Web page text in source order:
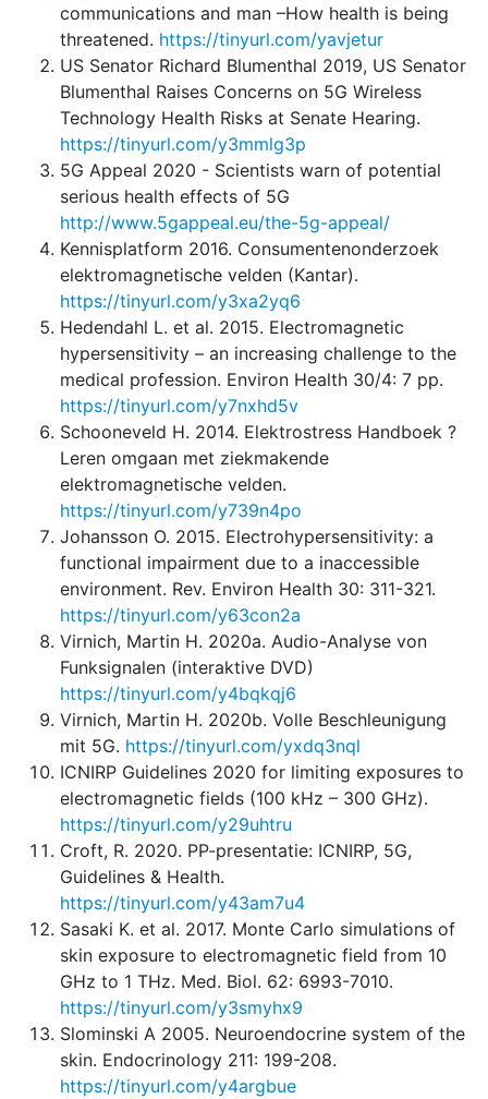
communications and man –How health is being
threatened. https://tinyurl.com/yavjetur
US Senator Richard Blumenthal 2019, US Senator
Blumenthal Raises Concerns on 5G Wireless
Technology Health Risks at Senate Hearing.
https://tinyurl.com/y3mmlg3p
5G Appeal 2020 - Scientists warn of potential
serious health effects of 5G
http://www.5gappeal.eu/the-5g-appeal/
Kennisplatform 2016. Consumentenonderzoek
elektromagnetische velden (Kantar).
https://tinyurl.com/y3xa2yq6
Hedendahl L. et al. 2015. Electromagnetic
hypersensitivity – an increasing challenge to the
medical profession. Environ Health 30/4: 7 pp.
https://tinyurl.com/y7nxhd5v
Schooneveld H. 2014. Elektrostress Handboek ?
Leren omgaan met ziekmakende
elektromagnetische velden.
https://tinyurl.com/y739n4po
Johansson O. 2015. Electrohypersensitivity: a
functional impairment due to a inaccessible
environment. Rev. Environ Health 30: 311-321.
https://tinyurl.com/y63con2a
Virnich, Martin H. 2020a. Audio-Analyse von
Funksignalen (interaktive DVD)
https://tinyurl.com/y4bqkqj6
Virnich, Martin H. 2020b. Volle Beschleunigung
mit 5G. https://tinyurl.com/yxdq3nql
ICNIRP Guidelines 2020 for limiting exposures to
electromagnetic fields (100 kHz – 300 GHz).
https://tinyurl.com/y29uhtru
Croft, R. 2020. PP-presentatie: ICNIRP, 5G,
Guidelines & Health.
https://tinyurl.com/y43am7u4
Sasaki K. et al. 2017. Monte Carlo simulations of
skin exposure to electromagnetic field from 10
GHz to 1 THz. Med. Biol. 62: 6993-7010.
https://tinyurl.com/y3smyhx9
Slominski A 2005. Neuroendocrine system of the
skin. Endocrinology 211: 199-208.
https://tinyurl.com/y4argbue